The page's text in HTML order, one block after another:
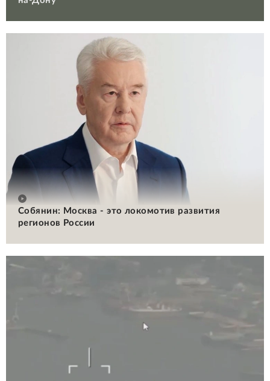
Собянин: Москва - это локомотив развития
регионов России